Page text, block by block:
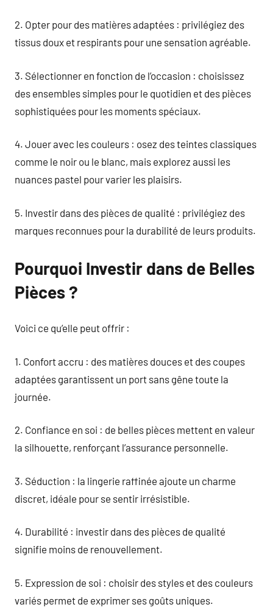
2. Opter pour des matières adaptées : privilégiez des
tissus doux et respirants pour une sensation agréable.
3. Sélectionner en fonction de l’occasion : choisissez
des ensembles simples pour le quotidien et des pièces
sophistiquées pour les moments spéciaux.
4. Jouer avec les couleurs : osez des teintes classiques
comme le noir ou le blanc, mais explorez aussi les
nuances pastel pour varier les plaisirs.
5. Investir dans des pièces de qualité : privilégiez des
marques reconnues pour la durabilité de leurs produits.
Pourquoi Investir dans de Belles
Pièces ?
Voici ce qu’elle peut offrir :
1. Confort accru : des matières douces et des coupes
adaptées garantissent un port sans gêne toute la
journée.
2. Confiance en soi : de belles pièces mettent en valeur
la silhouette, renforçant l’assurance personnelle.
3. Séduction : la lingerie raffinée ajoute un charme
discret, idéale pour se sentir irrésistible.
4. Durabilité : investir dans des pièces de qualité
signifie moins de renouvellement.
5. Expression de soi : choisir des styles et des couleurs
variés permet de exprimer ses goûts uniques.